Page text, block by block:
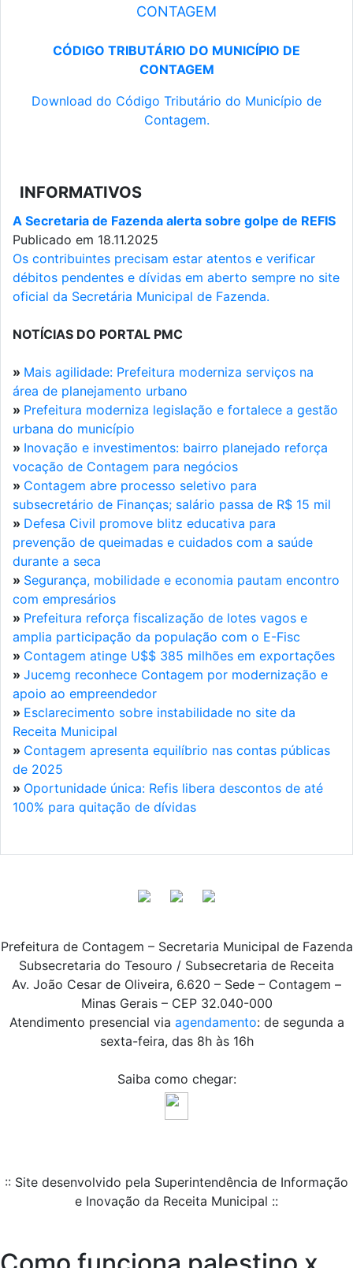
CONTAGEM
CÓDIGO TRIBUTÁRIO DO MUNICÍPIO DE
CONTAGEM
Download do Código Tributário do Município de
Contagem.
INFORMATIVOS
A Secretaria de Fazenda alerta sobre golpe de REFIS
Publicado em 18.11.2025
Os contribuintes precisam estar atentos e verificar
débitos pendentes e dívidas em aberto sempre no site
oficial da Secretária Municipal de Fazenda.
NOTÍCIAS DO PORTAL PMC
» Mais agilidade: Prefeitura moderniza serviços na
área de planejamento urbano
» Prefeitura moderniza legislação e fortalece a gestão
urbana do município
» Inovação e investimentos: bairro planejado reforça
vocação de Contagem para negócios
» Contagem abre processo seletivo para
subsecretário de Finanças; salário passa de R$ 15 mil
» Defesa Civil promove blitz educativa para
prevenção de queimadas e cuidados com a saúde
durante a seca
» Segurança, mobilidade e economia pautam encontro
com empresários
» Prefeitura reforça fiscalização de lotes vagos e
amplia participação da população com o E-Fisc
» Contagem atinge U$$ 385 milhões em exportações
» Jucemg reconhece Contagem por modernização e
apoio ao empreendedor
» Esclarecimento sobre instabilidade no site da
Receita Municipal
» Contagem apresenta equilíbrio nas contas públicas
de 2025
» Oportunidade única: Refis libera descontos de até
100% para quitação de dívidas
Prefeitura de Contagem – Secretaria Municipal de Fazenda
Subsecretaria do Tesouro / Subsecretaria de Receita
Av. João Cesar de Oliveira, 6.620 – Sede – Contagem –
Minas Gerais – CEP 32.040-000
Atendimento presencial via agendamento: de segunda a
sexta-feira, das 8h às 16h
Saiba como chegar:
:: Site desenvolvido pela Superintendência de Informação
e Inovação da Receita Municipal ::